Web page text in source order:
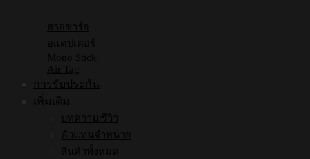
สายชาร์จ
อแดปเตอร์
Mono Stick
Air Tag
การรับประกัน
เพิ่มเติม
บทความ/รีวิว
ตัวแทนจำหน่าย
สินค้าทั้งหมด